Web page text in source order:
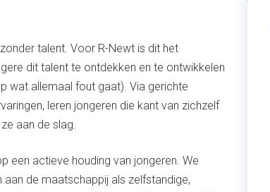
talent. Voor R-Newt is dit het
dit talent te ontdekken en te ontwikkelen
wat allemaal fout gaat). Via gerichte
leren jongeren die kant van zichzelf
aan de slag.
een actieve houding van jongeren. We
de maatschappij als zelfstandige,